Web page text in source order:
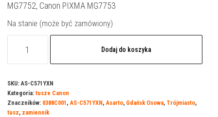
MG7752, Canon PIXMA MG7753
Na stanie (może być zamówiony)
do
Canon
571YXN
Dodaj do koszyka
SKU: AS-C571YXN
Kategoria: tusze Canon
Znaczników: 0388C001 , AS-C571YXN, Asarto, Gdańsk Osowa, Trójmiasto,
tusz, zamiennik